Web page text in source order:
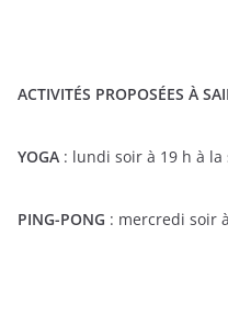
ACTIVITÉS PROPOSÉES À
YOGA : lundi soir à 19 h à la
PING-PONG : mercredi soir